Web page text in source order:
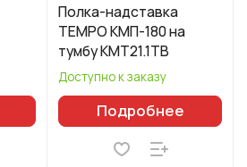
Полка-надставка
TEMPO КМП-180 на
тумбу КМТ21.1ТВ
Доступно к заказу
Подробнее